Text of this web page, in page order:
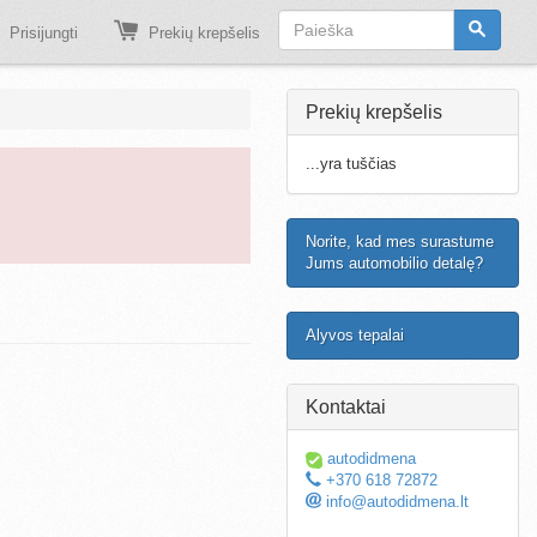
Prisijungti Prekių krepšelis
Prekių krepšelis
...yra tuščias
Norite, kad mes surastume
Jums automobilio detalę?
Alyvos tepalai
Kontaktai
autodidmena
+370 618 72872
info@autodidmena.lt